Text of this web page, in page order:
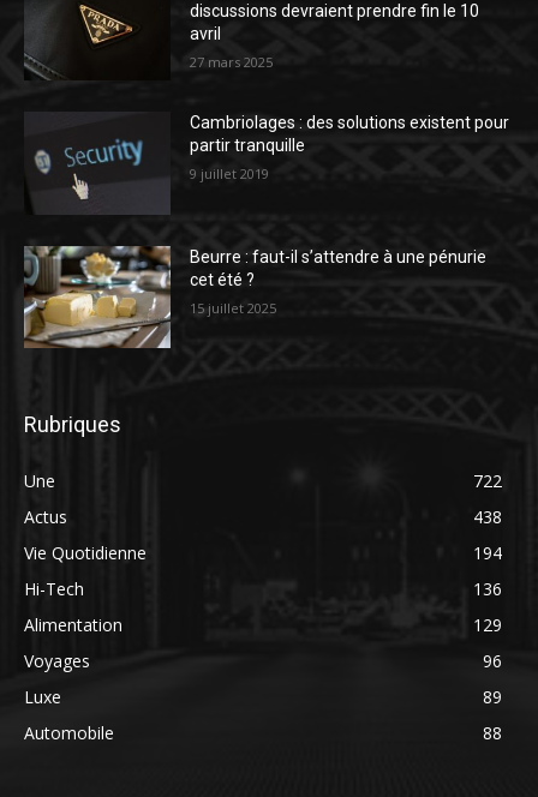
discussions devraient prendre fin le 10
avril
27 mars 2025
Cambriolages : des solutions existent pour
partir tranquille
9 juillet 2019
Beurre : faut-il s’attendre à une pénurie
cet été ?
15 juillet 2025
Rubriques
Une
722
Actus
438
Vie Quotidienne
194
Hi-Tech
136
Alimentation
129
Voyages
96
Luxe
89
Automobile
88